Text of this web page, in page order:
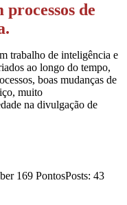
de
trabalho de inteligência e
ao longo do tempo,
boas mudanças de
muito
na divulgação de
169 PontosPosts: 43